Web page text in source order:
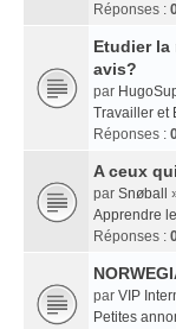
Réponses :
Etudier la
avis?
par
Travailler et
Réponses :
A ceux
par Snøball
Apprendre
Réponses :
par VIP
Petites